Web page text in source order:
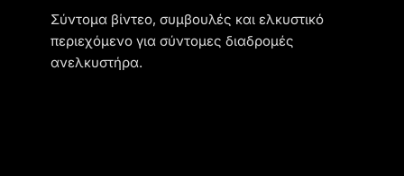
Σύντομα βίντεο, συμβουλές και ελκυστικό
περιεχόμενο για σύντομες διαδρομές
ανελκυστήρα.